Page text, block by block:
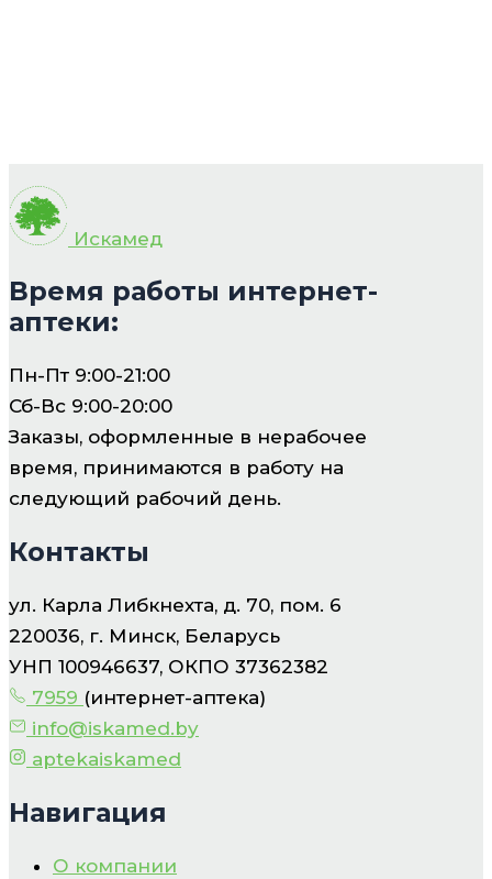
Искамед
Время работы интернет-
аптеки:
Пн-Пт 9:00-21:00
Сб-Вс 9:00-20:00
Заказы, оформленные в нерабочее
время, принимаются в работу на
следующий рабочий день.
Контакты
ул. Карла Либкнехта, д. 70, пом. 6
220036, г. Минск, Беларусь
УНП 100946637, ОКПО 37362382
7959 (интернет-аптека)
info@iskamed.by
aptekaiskamed
Навигация
О компании